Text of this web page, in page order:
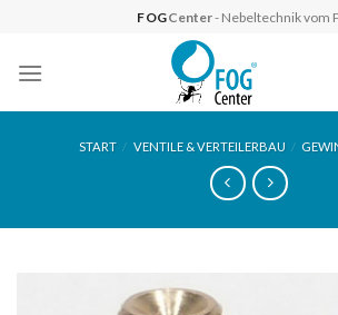
content
FOGCenter- Nebeltechnik vom
START / VENTILE & VERTEILERBAU /